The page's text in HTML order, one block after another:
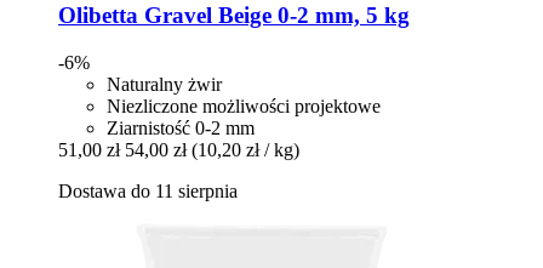
Olibetta Gravel Beige 0-​2 mm, 5 kg
-6%
Naturalny żwir
Niezliczone możliwości projektowe
Ziarnistość 0-2 mm
51,00 zł 54,00 zł (10,20 zł / kg)
Dostawa do 11 sierpnia